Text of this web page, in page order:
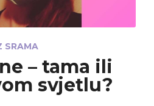
SRAMA
– tama ili
svjetlu?